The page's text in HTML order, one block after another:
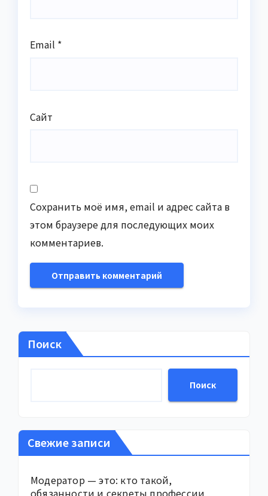
Email *
Сайт
Сохранить моё имя, email и адрес сайта в
этом браузере для последующих моих
комментариев.
Поиск
Поиск
Свежие записи
Модератор — это: кто такой,
обязанности и секреты профессии